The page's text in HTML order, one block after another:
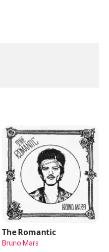
The Romantic
Bruno Mars